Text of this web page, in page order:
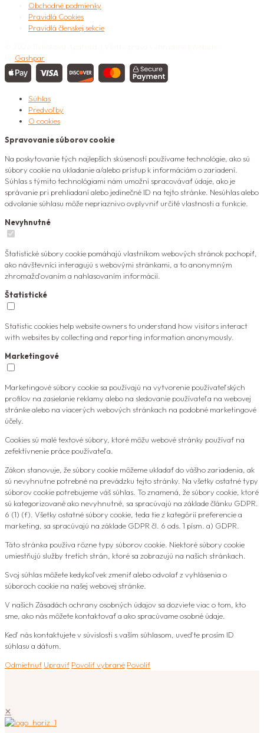
Obchodné podmienky
Pravidlá Cookies
Pravidlá členskej sekcie
Gashpar
Súhlas
Predvoľby
O cookies
Spravovanie súborov cookie
Na poskytovanie tých najlepších skúseností používame technológie, ako sú
súbory cookie na ukladanie a/alebo prístup k informáciám o zariadení.
Súhlas s týmito technológiami nám umožní spracovávať údaje, ako je
správanie pri prehliadaní alebo jedinečné ID na tejto stránke. Nesúhlas alebo
odvolanie súhlasu môže nepriaznivo ovplyvniť určité vlastnosti a funkcie.
Nevyhnutné
Štatistické súbory cookie pomáhajú vlastníkom webových stránok pochopiť,
ako návštevníci interagujú s webovými stránkami, a to anonymným
zhromažďovaním a nahlasovaním informácií.
Štatistické
Statistic cookies help website owners to understand how visitors interact
with websites by collecting and reporting information anonymously.
Marketingové
Marketingové súbory cookie sa používajú na vytvorenie používateľských
profilov na zasielanie reklamy alebo na sledovanie používateľa na webovej
stránke alebo na viacerých webových stránkach na podobné marketingové
účely.
Cookies sú malé textové súbory, ktoré môžu webové stránky používať na
zefektívnenie práce používateľa.
Zákon stanovuje, že súbory cookie môžeme ukladať do vášho zariadenia, ak
sú nevyhnutne potrebné na prevádzku tejto stránky. Na všetky ostatné typy
súborov cookie potrebujeme váš súhlas. To znamená, že súbory cookie, ktoré
sú kategorizované ako nevyhnutné, sa spracúvajú na základe článku GDPR.
6 (1) (f). Všetky ostatné súbory cookie, teda tie z kategórií preferencie a
marketing, sa spracúvajú na základe GDPR čl. 6 ods. 1 písm. a) GDPR.
Táto stránka používa rôzne typy súborov cookie. Niektoré súbory cookie
umiestňujú služby tretích strán, ktoré sa zobrazujú na našich stránkach.
Svoj súhlas môžete kedykoľvek zmeniť alebo odvolať z vyhlásenia o
súboroch cookie na našej webovej stránke.
V našich Zásadách ochrany osobných údajov sa dozviete viac o tom, kto
sme, ako nás môžete kontaktovať a ako spracúvame osobné údaje.
Keď nás kontaktujete v súvislosti s vaším súhlasom, uveďte prosím ID
súhlasu a dátum.
Odmietnuť Upraviť Povoliť vybrané Povoliť
✕